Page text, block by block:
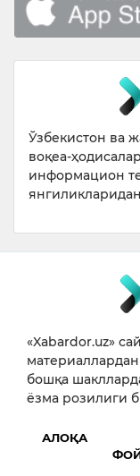
Ўзбекистон ва
воқеа-
информацион
«Xabardor.uz»
бошқа
ёзма розилиги
АЛОҚА